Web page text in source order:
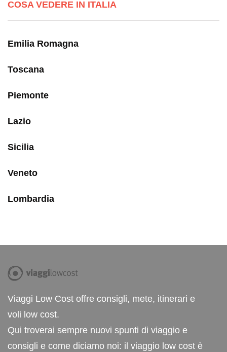
COSA VEDERE IN ITALIA
Emilia Romagna
Toscana
Piemonte
Lazio
Sicilia
Veneto
Lombardia
Viaggi Low Cost offre consigli, mete, itinerari e
voli low cost.
Qui troverai sempre nuovi spunti di viaggio e
consigli e come diciamo noi: il viaggio low cost è